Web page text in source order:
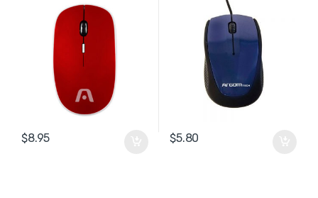
$8.95 $5.80